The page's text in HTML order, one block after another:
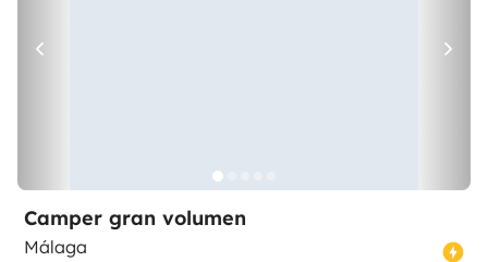
Camper gran volumen
Málaga